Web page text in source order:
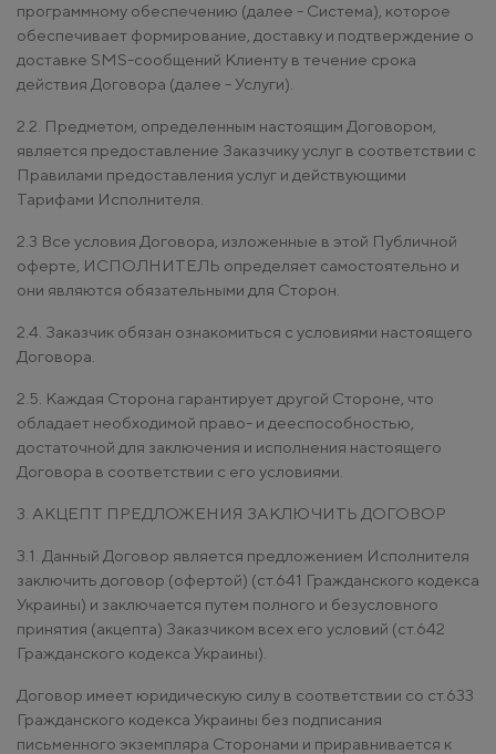
программному обеспечению (далее - Система), которое
обеспечивает формирование, доставку и подтверждение о
доставке SMS-сообщений Клиенту в течение срока
действия Договора (далее - Услуги).
2.2. Предметом, определенным настоящим Договором,
является предоставление Заказчику услуг в соответствии с
Правилами предоставления услуг и действующими
Тарифами Исполнителя.
2.3 Все условия Договора, изложенные в этой Публичной
оферте, ИСПОЛНИТЕЛЬ определяет самостоятельно и
они являются обязательными для Сторон.
2.4. Заказчик обязан ознакомиться с условиями настоящего
Договора.
2.5. Каждая Сторона гарантирует другой Стороне, что
обладает необходимой право- и дееспособностью,
достаточной для заключения и исполнения настоящего
Договора в соответствии с его условиями.
3. АКЦЕПТ ПРЕДЛОЖЕНИЯ ЗАКЛЮЧИТЬ ДОГОВОР
3.1. Данный Договор является предложением Исполнителя
заключить договор (офертой) (ст.641 Гражданского кодекса
Украины) и заключается путем полного и безусловного
принятия (акцепта) Заказчиком всех его условий (ст.642
Гражданского кодекса Украины).
Договор имеет юридическую силу в соответствии со ст.633
Гражданского кодекса Украины без подписания
письменного экземпляра Сторонами и приравнивается к